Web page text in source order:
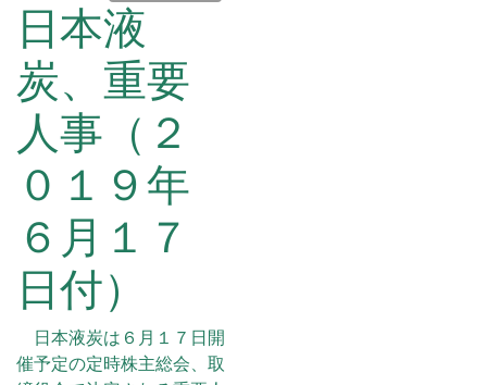
日本液
炭、重要
人事（２
０１９年
６月１７
日付）
日本液炭は６月１７日開
催予定の定時株主総会、取